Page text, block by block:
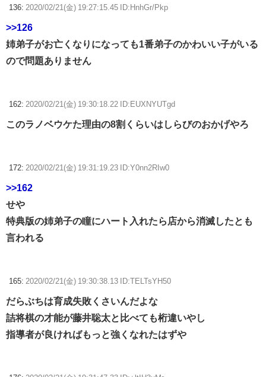
136: 2020/02/21(金) 19:27:15.45 ID:HnhGr/Pkp
>>126
姉弟子がお亡くなりになっても1番弟子のかわいい子がいる
ので問題ありません
162: 2020/02/21(金) 19:30:18.22 ID:EUXNYUTgd
このラノベウケた理由の8割くらいはしらびのおかげやろ
172: 2020/02/21(金) 19:31:19.23 ID:Y0nn2RIw0
>>162
せや
特典版の姉弟子の瞳にハート入れたら店から消滅したとも
言われる
165: 2020/02/21(金) 19:30:38.13 ID:TELTsYH50
だらぶちは育成失敗くさいんだよな
詰将棋の才能が藤井聡太と比べても桁違いやし
指導者が良ければもっと強くなれたはずや